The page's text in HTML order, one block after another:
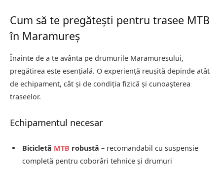
Cum să te pregătești pentru trasee MTB
în Maramureș
Înainte de a te avânta pe drumurile Maramureșului,
pregătirea este esențială. O experiență reușită depinde atât
de echipament, cât și de condiția fizică și cunoașterea
traseelor.
Echipamentul necesar
Bicicletă MTB robustă – recomandabil cu suspensie
completă pentru coborâri tehnice și drumuri